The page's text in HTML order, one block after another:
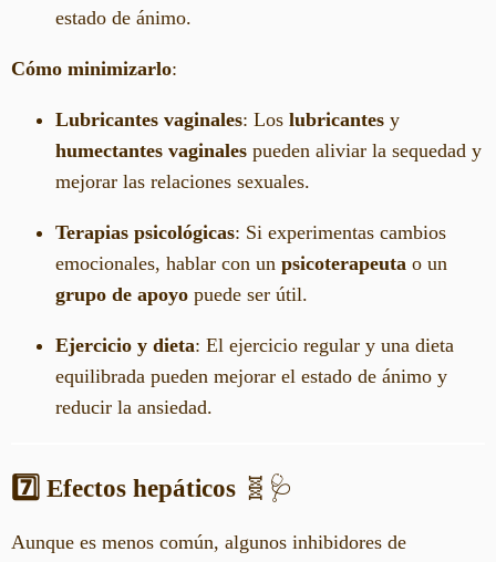
estado de ánimo.
Cómo minimizarlo:
Lubricantes vaginales: Los lubricantes y
humectantes vaginales pueden aliviar la sequedad y
mejorar las relaciones sexuales.
Terapias psicológicas: Si experimentas cambios
emocionales, hablar con un psicoterapeuta o un
grupo de apoyo puede ser útil.
Ejercicio y dieta: El ejercicio regular y una dieta
equilibrada pueden mejorar el estado de ánimo y
reducir la ansiedad.
7️⃣ Efectos hepáticos 🧬🩺
Aunque es menos común, algunos inhibidores de